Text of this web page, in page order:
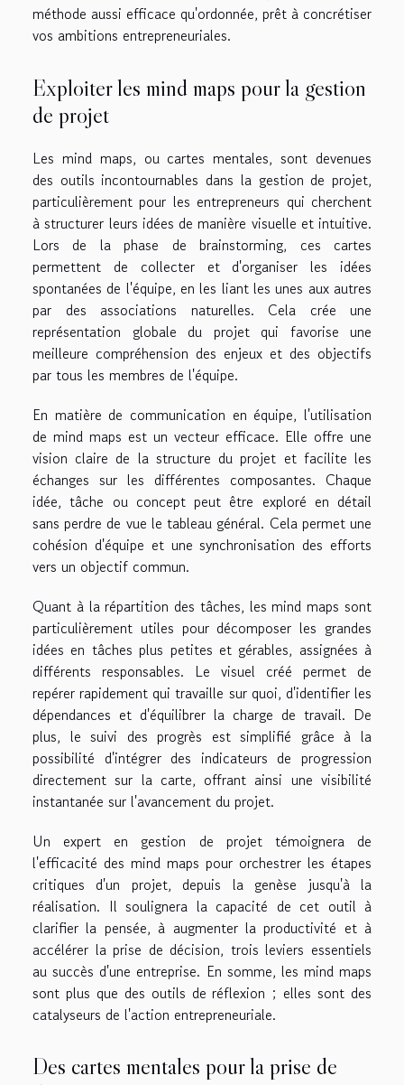
méthode aussi efficace qu'ordonnée, prêt à concrétiser
vos ambitions entrepreneuriales.
Exploiter les mind maps pour la gestion
de projet
Les mind maps, ou cartes mentales, sont devenues
des outils incontournables dans la gestion de projet,
particulièrement pour les entrepreneurs qui cherchent
à structurer leurs idées de manière visuelle et intuitive.
Lors de la phase de brainstorming, ces cartes
permettent de collecter et d'organiser les idées
spontanées de l'équipe, en les liant les unes aux autres
par des associations naturelles. Cela crée une
représentation globale du projet qui favorise une
meilleure compréhension des enjeux et des objectifs
par tous les membres de l'équipe.
En matière de communication en équipe, l'utilisation
de mind maps est un vecteur efficace. Elle offre une
vision claire de la structure du projet et facilite les
échanges sur les différentes composantes. Chaque
idée, tâche ou concept peut être exploré en détail
sans perdre de vue le tableau général. Cela permet une
cohésion d'équipe et une synchronisation des efforts
vers un objectif commun.
Quant à la répartition des tâches, les mind maps sont
particulièrement utiles pour décomposer les grandes
idées en tâches plus petites et gérables, assignées à
différents responsables. Le visuel créé permet de
repérer rapidement qui travaille sur quoi, d'identifier les
dépendances et d'équilibrer la charge de travail. De
plus, le suivi des progrès est simplifié grâce à la
possibilité d'intégrer des indicateurs de progression
directement sur la carte, offrant ainsi une visibilité
instantanée sur l'avancement du projet.
Un expert en gestion de projet témoignera de
l'efficacité des mind maps pour orchestrer les étapes
critiques d'un projet, depuis la genèse jusqu'à la
réalisation. Il soulignera la capacité de cet outil à
clarifier la pensée, à augmenter la productivité et à
accélérer la prise de décision, trois leviers essentiels
au succès d'une entreprise. En somme, les mind maps
sont plus que des outils de réflexion ; elles sont des
catalyseurs de l'action entrepreneuriale.
Des cartes mentales pour la prise de